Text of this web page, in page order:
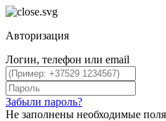
Авторизация
Логин, телефон или email
Забыли пароль?
Не заполнены необходимые